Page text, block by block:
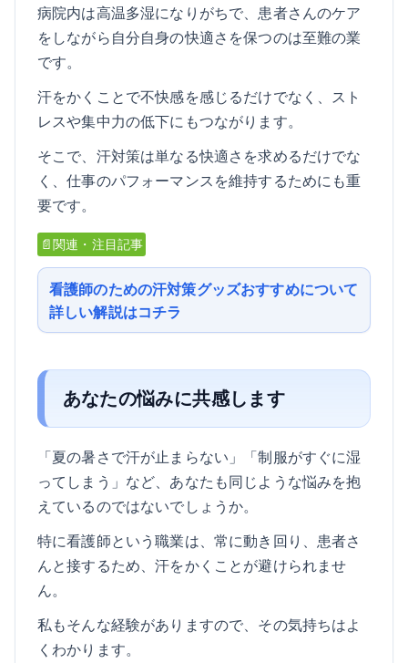
病院内は高温多湿になりがちで、患者さんのケア
をしながら自分自身の快適さを保つのは至難の業
です。
汗をかくことで不快感を感じるだけでなく、スト
レスや集中力の低下にもつながります。
そこで、汗対策は単なる快適さを求めるだけでな
く、仕事のパフォーマンスを維持するためにも重
要です。
📄関連・注目記事
看護師のための汗対策グッズおすすめについて
詳しい解説はコチラ
あなたの悩みに共感します
「夏の暑さで汗が止まらない」「制服がすぐに湿
ってしまう」など、あなたも同じような悩みを抱
えているのではないでしょうか。
特に看護師という職業は、常に動き回り、患者さ
んと接するため、汗をかくことが避けられませ
ん。
私もそんな経験がありますので、その気持ちはよ
くわかります。